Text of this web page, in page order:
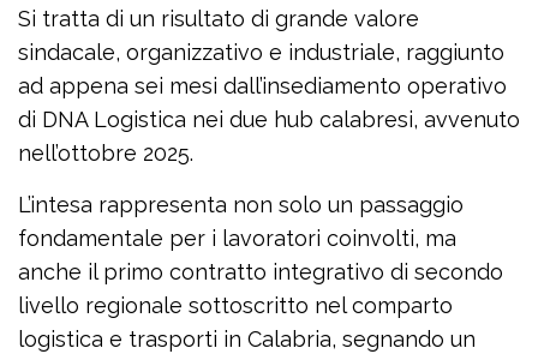
Si tratta di un risultato di grande valore
sindacale, organizzativo e industriale, raggiunto
ad appena sei mesi dall’insediamento operativo
di DNA Logistica nei due hub calabresi, avvenuto
nell’ottobre 2025.
L’intesa rappresenta non solo un passaggio
fondamentale per i lavoratori coinvolti, ma
anche il primo contratto integrativo di secondo
livello regionale sottoscritto nel comparto
logistica e trasporti in Calabria, segnando un